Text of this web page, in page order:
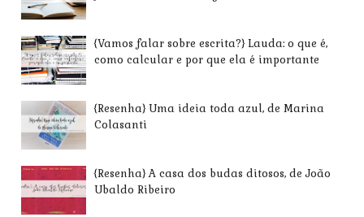
{Vamos falar sobre escrita?} Lauda: o que é,
como calcular e por que ela é importante
{Resenha} Uma ideia toda azul, de Marina
Colasanti
{Resenha} A casa dos budas ditosos, de João
Ubaldo Ribeiro